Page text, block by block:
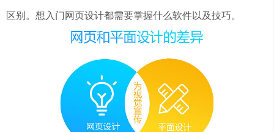
区别。想入门网页设计都需要掌握什么软件以及技巧。